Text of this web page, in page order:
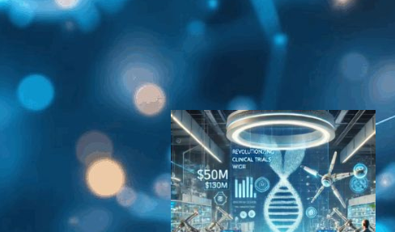
MIT研究チーム、AI活用で休
眠細菌に効く新抗生物質を発